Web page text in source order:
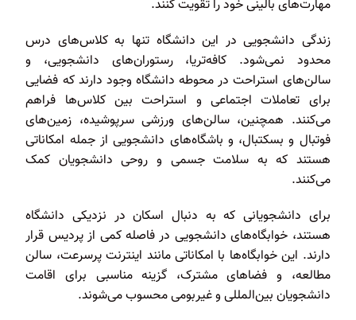
مهارت‌های بالینی خود را تقویت کنند.
زندگی دانشجویی در این دانشگاه تنها به کلاس‌های درس
محدود نمی‌شود. کافه‌تریا، رستوران‌های دانشجویی، و
سالن‌های استراحت در محوطه دانشگاه وجود دارند که فضایی
برای تعاملات اجتماعی و استراحت بین کلاس‌ها فراهم
می‌کنند. همچنین، سالن‌های ورزشی سرپوشیده، زمین‌های
فوتبال و بسکتبال، و باشگاه‌های دانشجویی از جمله امکاناتی
هستند که به سلامت جسمی و روحی دانشجویان کمک
می‌کنند.
برای دانشجویانی که به دنبال اسکان در نزدیکی دانشگاه
هستند، خوابگاه‌های دانشجویی در فاصله کمی از پردیس قرار
دارند. این خوابگاه‌ها با امکاناتی مانند اینترنت پرسرعت، سالن
مطالعه، و فضاهای مشترک، گزینه مناسبی برای اقامت
دانشجویان بین‌المللی و غیربومی محسوب می‌شوند.